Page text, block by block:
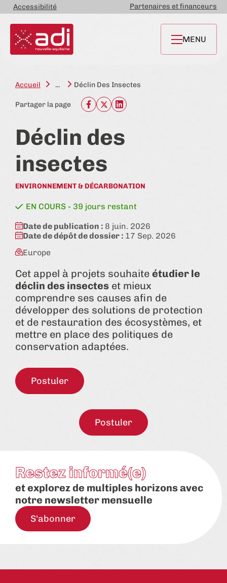
Accessibilité Partenaires et financeurs
MENU
Accueil ... Déclin Des Insectes
Partager la page
Déclin des
insectes
ENVIRONNEMENT & DÉCARBONATION
état:EN COURS - 39 jours restant
Date de publication : 8 juin. 2026
Date de dépôt de dossier : 17 Sep. 2026
Europe
Cet appel à projets souhaite étudier le
déclin des insectes et mieux
comprendre ses causes afin de
développer des solutions de protection
et de restauration des écosystèmes, et
mettre en place des politiques de
conservation adaptées.
Postuler
Postuler
Restez informé(e)
et explorez de multiples horizons avec
notre newsletter mensuelle
S'abonner